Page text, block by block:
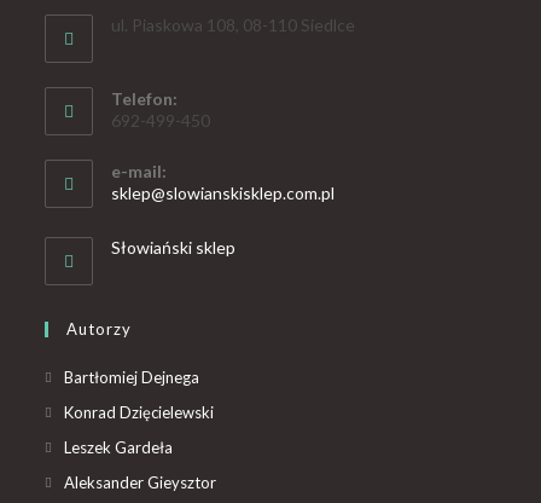
ul. Piaskowa 108, 08-110 Siedlce
Telefon:
692-499-450
e-mail:
sklep@slowianskisklep.com.pl
Słowiański sklep
Autorzy
Bartłomiej Dejnega
Konrad Dzięcielewski
Leszek Gardeła
Aleksander Gieysztor